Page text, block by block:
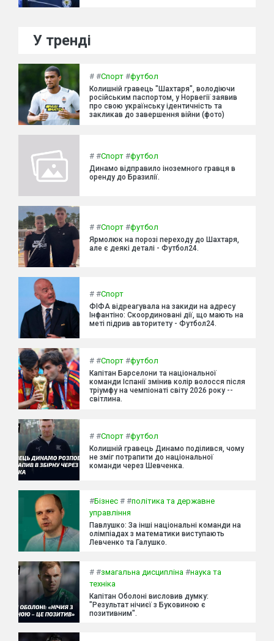
У тренді
# #Спорт #футбол
Колишній гравець "Шахтаря", володіючи
російським паспортом, у Норвегії заявив
про свою українську ідентичність та
закликав до завершення війни (фото)
# #Спорт #футбол
Динамо відправило іноземного гравця в
оренду до Бразилії.
# #Спорт #футбол
Ярмолюк на порозі переходу до Шахтаря,
але є деякі деталі - Футбол24.
# #Спорт
ФІФА відреагувала на закиди на адресу
Інфантіно: Скоординовані дії, що мають на
меті підрив авторитету - Футбол24.
# #Спорт #футбол
Капітан Барселони та національної
команди Іспанії змінив колір волосся після
тріумфу на чемпіонаті світу 2026 року --
світлина.
# #Спорт #футбол
Колишній гравець Динамо поділився, чому
не зміг потрапити до національної
команди через Шевченка.
#Бізнес # #політика та державне
управління
Павлушко: За інші національні команди на
олімпіадах з математики виступають
Левченко та Галушко.
# #змагальна дисципліна #наука та
техніка
Капітан Оболоні висловив думку:
"Результат нічиєї з Буковиною є
позитивним".